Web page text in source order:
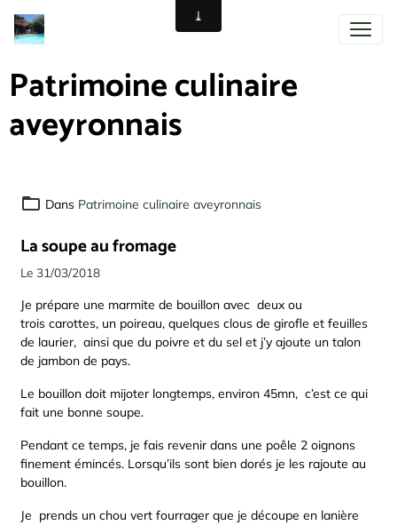
Patrimoine culinaire
aveyronnais
Dans Patrimoine culinaire aveyronnais
La soupe au fromage
Le 31/03/2018
Je prépare une marmite de bouillon avec deux ou
trois carottes, un poireau, quelques clous de girofle et feuilles
de laurier, ainsi que du poivre et du sel et j’y ajoute un talon
de jambon de pays.
Le bouillon doit mijoter longtemps, environ 45mn, c’est ce qui
fait une bonne soupe.
Pendant ce temps, je fais revenir dans une poêle 2 oignons
finement émincés. Lorsqu’ils sont bien dorés je les rajoute au
bouillon.
Je prends un chou vert fourrager que je découpe en lanière